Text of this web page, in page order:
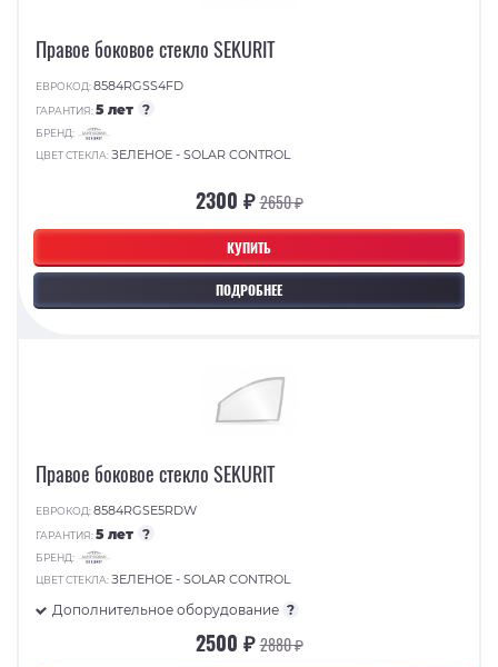
КУПИТЬ
ПОДРОБНЕЕ
Правое боковое стекло SEKURIT
ЕВРОКОД:8584RGSS4FD
ГАРАНТИЯ:5 лет ?
БРЕНД:
ЦВЕТ СТЕКЛА:ЗЕЛЕНОЕ - SOLAR CONTROL
2300 ₽2650 ₽
Правое боковое стекло SEKURIT
ЕВРОКОД:8584RGSE5RDW
ГАРАНТИЯ:5 лет ?
БРЕНД:
ЦВЕТ СТЕКЛА:ЗЕЛЕНОЕ - SOLAR CONTROL
Дополнительное оборудование ?
2500 ₽2880 ₽